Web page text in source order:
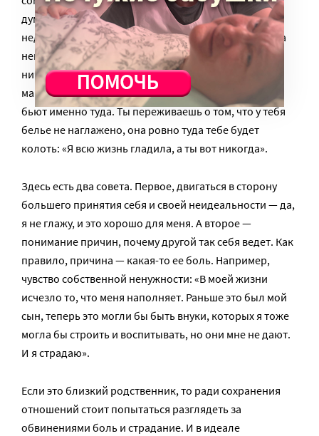
думает: «Ну да, я плохая жена, плохая мама. Я
недостойна ее драгоценного сына». Но мы же всегда
неидеальные мамы, дочери, жены и надавить на это
ничего не стоит! Тем более, люди, которые склонны
манипулировать, очень тонко видят слабое место и
бьют именно туда. Ты переживаешь о том, что у тебя
белье не наглажено, она ровно туда тебе будет
колоть: «Я всю жизнь гладила, а ты вот никогда».
Здесь есть два совета. Первое, двигаться в сторону
большего принятия себя и своей неидеальности — да,
я не глажу, и это хорошо для меня. А второе —
понимание причин, почему другой так себя ведет. Как
правило, причина — какая-то ее боль. Например,
чувство собственной ненужности: «В моей жизни
исчезло то, что меня наполняет. Раньше это был мой
сын, теперь это могли бы быть внуки, которых я тоже
могла бы строить и воспитывать, но они мне не дают.
И я страдаю».
Если это близкий родственник, то ради сохранения
отношений стоит попытаться разглядеть за
обвинениями боль и страдание. И в идеале